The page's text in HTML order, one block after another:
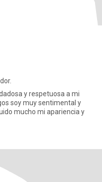
y respetuosa a mi
soy muy sentimental y
mucho mi apariencia y